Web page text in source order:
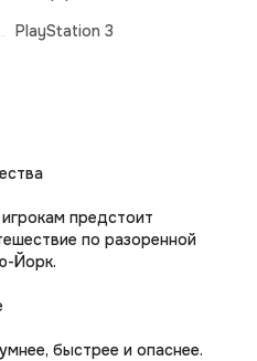
PlayStation 3
предстоит
по разоренной
Йорк.
быстрее и опаснее.